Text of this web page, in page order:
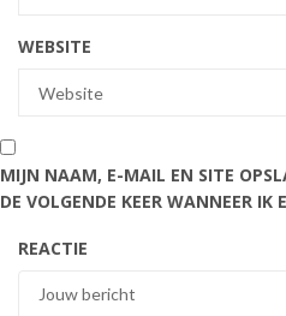
WEBSITE
MIJN NAAM, E-MAIL EN SITE
DE VOLGENDE KEER WANNEER IK
REACTIE